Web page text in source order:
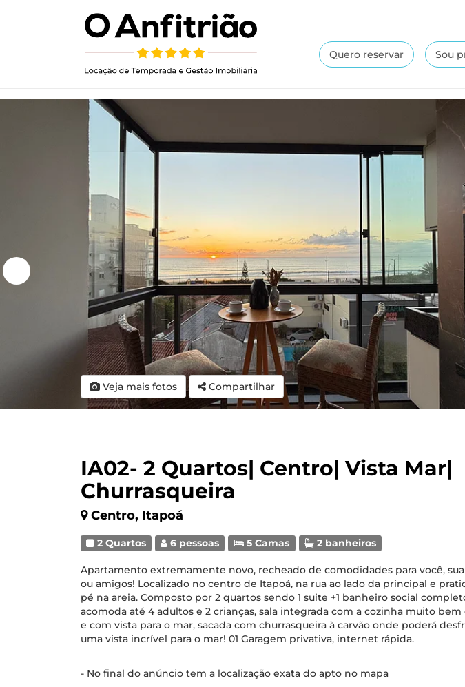
Quero reservar Sou
Veja mais fotos Compartilhar
IA02- 2 Quartos| Centro| Vista Mar|
Churrasqueira
Centro, Itapoá
2 Quartos 6 pessoas 5 Camas 2 banheiros
Apartamento extremamente novo, recheado de comodidades para você,
ou amigos! Localizado no centro de Itapoá, na rua ao lado da principal e
pé na areia. Composto por 2 quartos sendo 1 suite +1 banheiro social
acomoda até 4 adultos e 2 crianças, sala integrada com a cozinha muito
e com vista para o mar, sacada com churrasqueira à carvão onde poderá
uma vista incrível para o mar! 01 Garagem privativa, internet rápida.
- No final do anúncio tem a localização exata do apto no mapa